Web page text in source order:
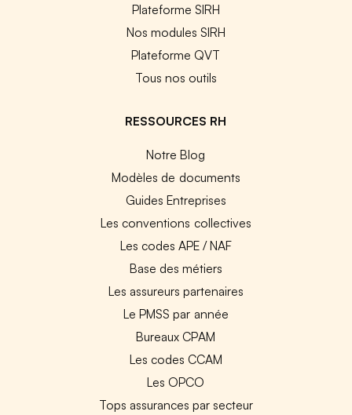
Plateforme SIRH
Nos modules SIRH
Plateforme QVT
Tous nos outils
RESSOURCES RH
Notre Blog
Modèles de documents
Guides Entreprises
Les conventions collectives
Les codes APE / NAF
Base des métiers
Les assureurs partenaires
Le PMSS par année
Bureaux CPAM
Les codes CCAM
Les OPCO
Tops assurances par secteur